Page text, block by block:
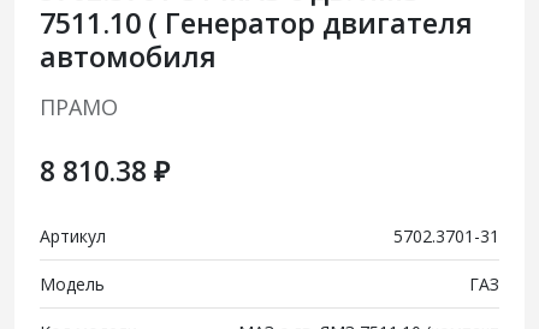
7511.10 ( Генератор двигателя
автомобиля
ПРАМО
8 810.38 ₽
Артикул 5702.3701-31
Модель ГАЗ